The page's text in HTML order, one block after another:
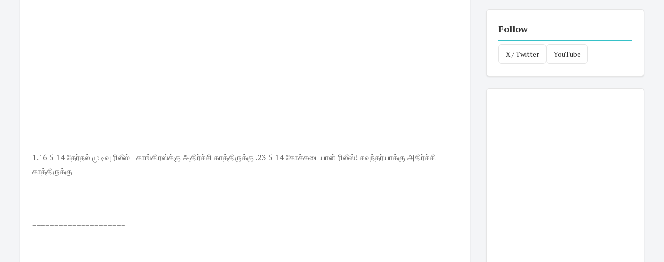
1.16 5 14 தேர்தல் முடிவு ரிலீஸ் - காங்கிரஸ்க்கு அதிர்ச்சி காத்திருக்கு .23 5 14 கோச்சடையான் ரிலீஸ்! சவுந்தர்யாக்கு அதிர்ச்சி
காத்திருக்கு
=====================
Follow
X / Twitter YouTube